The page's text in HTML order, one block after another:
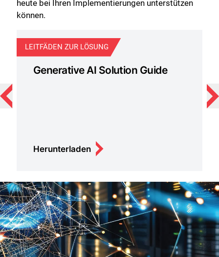
heute bei Ihren Implementierungen unterstützen
können.
LEITFÄDEN ZUR LÖSUNG
Generative AI Solution Guide
Herunterladen